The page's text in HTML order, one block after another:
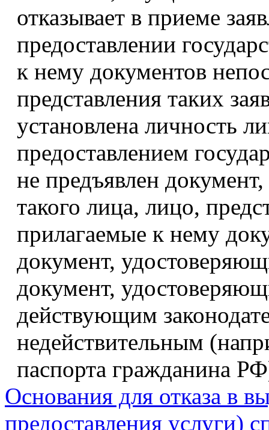
отказывает в приеме
предоставлении
к нему документов
представления таких
установлена личность
предоставлением
не предъявлен
такого лица, лицо,
прилагаемые к нему
документ,
документ,
действующим
недействительным
паспорта гражданина
Основания для отказа в
предоставления услуги)